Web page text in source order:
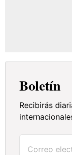
Boletín
Recibirás